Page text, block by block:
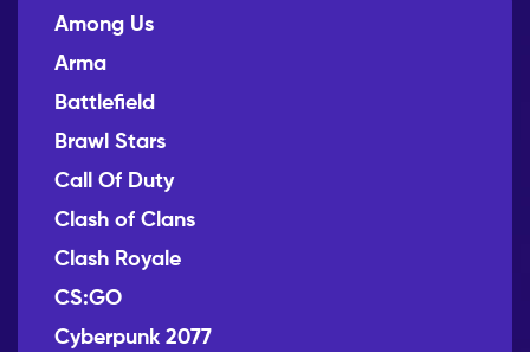
Among Us
Arma
Battlefield
Brawl Stars
Call Of Duty
Clash of Clans
Clash Royale
CS:GO
Cyberpunk 2077